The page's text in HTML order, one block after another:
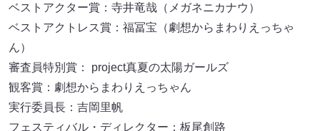
ベストアクター賞：寺井竜哉（メガネニカナウ）
ベストアクトレス賞：福冨宝（劇想からまわりえっちゃ
ん）
審査員特別賞： project真夏の太陽ガールズ
観客賞：劇想からまわりえっちゃん
実行委員長：吉岡里帆
フェスティバル・ディレクター：板尾創路